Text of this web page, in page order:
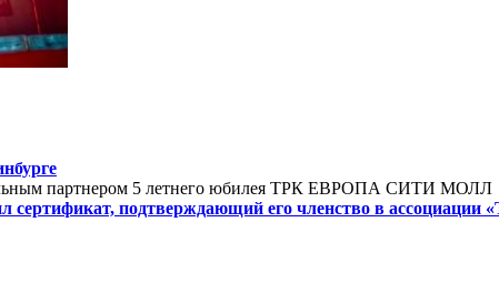
партнером 5 летнего юбилея ТРК ЕВРОПА СИТИ МОЛЛ
сертификат, подтверждающий его членство в ассоциации